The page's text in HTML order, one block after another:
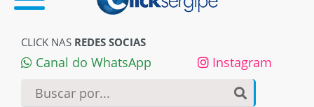
CLICK NAS REDES SOCIAS
Canal do WhatsApp Instagram